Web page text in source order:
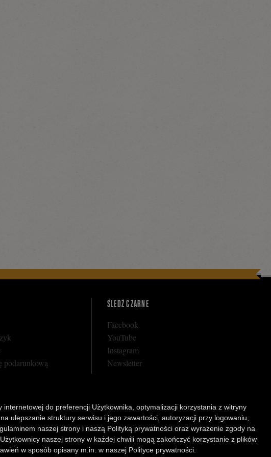
podarunkową
Klubu Czarnego
Karty Podarunkowej
ŚLEDŹ CZARNE
Facebook
YouTube
Instagram
Newsletter
do preferencji Użytkownika, optymalizacji korzystania z witryny
ulepszanie struktury serwisu i jego zawartości, autoryzacji przy logowaniu,
naszej strony i naszą Polityką prywatności oraz wyrażenie zgody na
naszej strony w każdej chwili mogą zakończyć korzystanie z plików
w sposób opisany m.in. w naszej Polityce prywatności.